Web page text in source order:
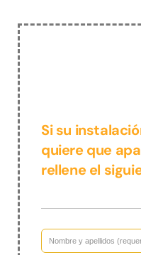
Si su
quiere que
rellene el